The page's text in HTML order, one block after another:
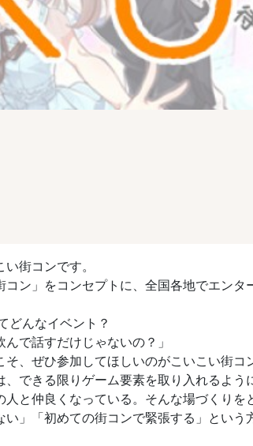
街コンです。
コン」をコンセプトに、全国各地でエン
どんなイベント？
んで話すだけじゃないの？」
、ぜひ参加してほしいのがこいこい街コ
、できる限りゲーム要素を取り入れるよ
人と仲良くなっている。そんな場づくりを
い」「初めての街コンで緊張する」とい